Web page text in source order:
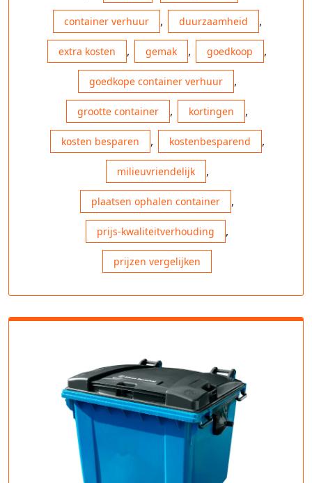
container verhuur , duurzaamheid ,
extra kosten , gemak , goedkoop ,
goedkope container verhuur ,
grootte container , kortingen ,
kosten besparen , kostenbesparend ,
milieuvriendelijk ,
plaatsen ophalen container ,
prijs-kwaliteitverhouding ,
prijzen vergelijken